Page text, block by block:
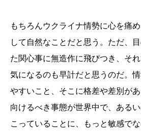
もちろんウクライナ情勢に心を痛
して自然なことだと思う。ただ、
た関心事に無造作に飛びつき、そ
気になるのも早計だと思うのだ。
やすいこと、そこに格差や差別が
向けるべき事態が世界中で、ある
こっていることに、もっと敏感で